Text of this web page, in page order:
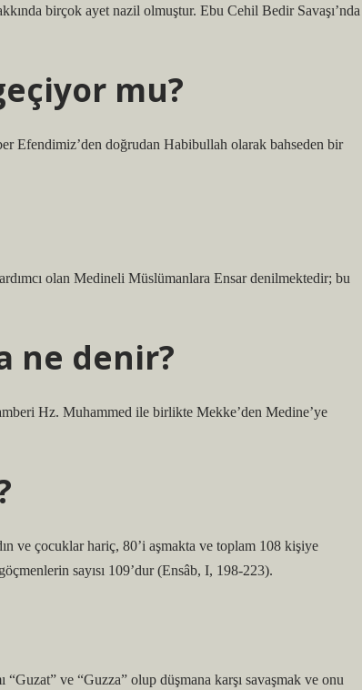
birçok ayet nazil olmuştur. Ebu Cehil Bedir Savaşı’nda
mu?
Efendimiz’den doğrudan Habibullah olarak bahseden bir
olan Medineli Müslümanlara Ensar denilmektedir; bu
ne denir?
ve çocuklar hariç, 80’i aşmakta ve toplam 108 kişiye
sayısı 109’dur (Ensâb, I, 198-223).
ve “Guzza” olup düşmana karşı savaşmak ve onu